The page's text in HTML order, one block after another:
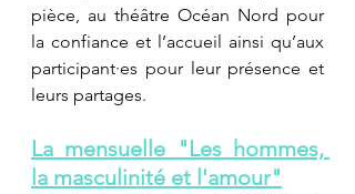
pièce, au théâtre Océan Nord pour
la confiance et l’accueil ainsi qu’aux
participant·es pour leur présence et
leurs partages.
La mensuelle "Les hommes,
la masculinité et l'amour"